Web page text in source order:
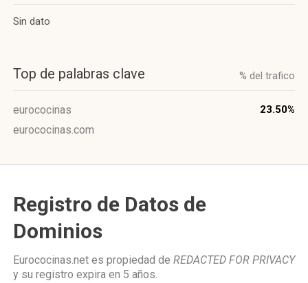
Sin dato
Top de palabras clave % del trafico
eurococinas 23.50%
eurococinas.com
Registro de Datos de
Dominios
Eurococinas.net es propiedad de REDACTED FOR PRIVACY
y su registro expira en 5 años.